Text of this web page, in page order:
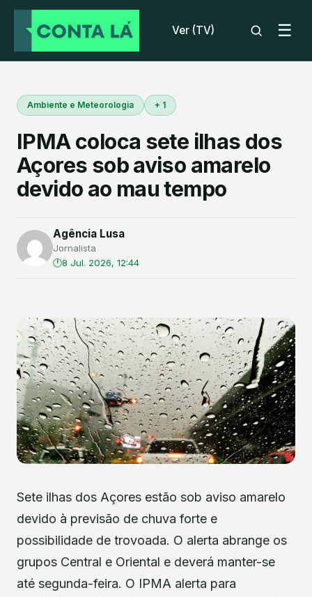
Ver (TV) ☰
Ambiente e Meteorologia + 1
IPMA coloca sete ilhas dos
Açores sob aviso amarelo
devido ao mau tempo
Agência Lusa
Jornalista
8 Jul. 2026, 12:44
Sete ilhas dos Açores estão sob aviso amarelo
devido à previsão de chuva forte e
possibilidade de trovoada. O alerta abrange os
grupos Central e Oriental e deverá manter-se
até segunda-feira. O IPMA alerta para